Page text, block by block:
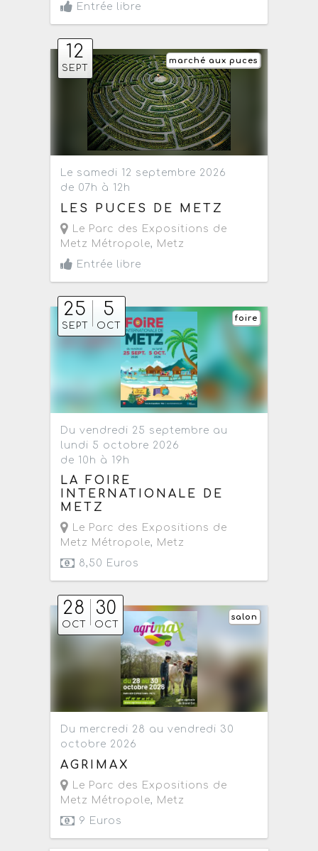
Entrée libre
12
SEPT
marché aux puces
Le samedi 12 septembre 2026
de 07h à 12h
LES PUCES DE METZ
Le Parc des Expositions de
Metz Métropole, Metz
Entrée libre
25
SEPT
5
OCT
foire
Du vendredi 25 septembre au
lundi 5 octobre 2026
de 10h à 19h
LA FOIRE
INTERNATIONALE DE
METZ
Le Parc des Expositions de
Metz Métropole, Metz
8,50 Euros
28
OCT
30
OCT
salon
Du mercredi 28 au vendredi 30
octobre 2026
AGRIMAX
Le Parc des Expositions de
Metz Métropole, Metz
9 Euros